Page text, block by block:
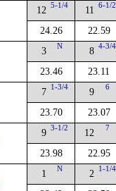
12 5-1/4
24.26
11 6-1/2
22.59
3 N
23.46
8 4-3/4
23.11
7 1-3/4
23.70
9 6
23.07
9 3-1/2
23.98
12 7
22.95
1 N 2 1-1/4